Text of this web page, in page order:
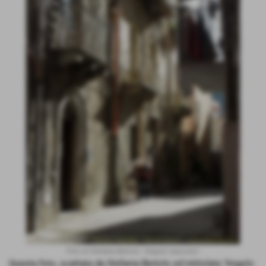
Questa foto, scattata da Stefania Bertolo ed intitolata "Angolo